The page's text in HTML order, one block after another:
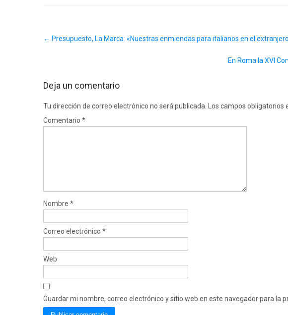
navigation
← Presupuesto, La Marca: «Nuestras enmiendas para italianos en el
En Roma la XVI
Deja un comentario
Tu dirección de correo electrónico no será publicada. Los campos
Comentario *
Nombre *
Correo electrónico *
Web
Guardar mi nombre, correo electrónico y sitio web en este navegador para la